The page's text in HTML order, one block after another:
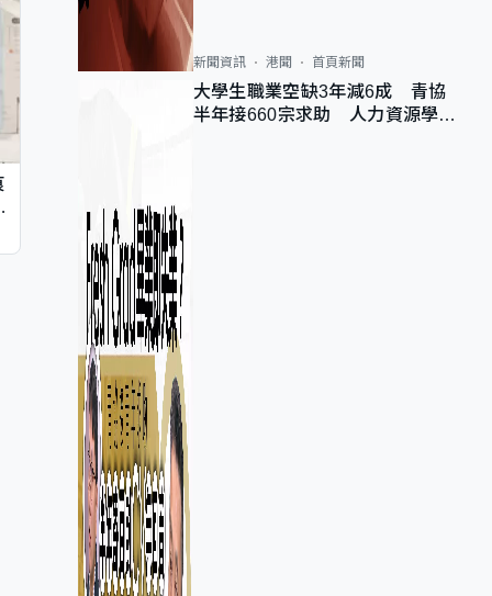
新聞資訊 港聞 首頁新聞
大學生職業空缺3年減6成 青協
半年接660宗求助 人力資源學